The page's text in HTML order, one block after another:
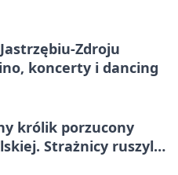
Zdroju
koncerty i dancing
królik porzucony
Strażnicy ruszyli